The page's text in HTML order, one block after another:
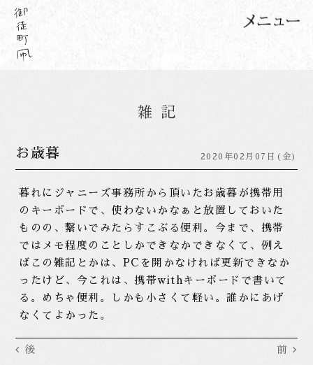
お歳暮 2020年02月07日(金)
暮れにジャニーズ事務所から頂いたお歳暮が携帯用
のキーボードで、使わないかなぁと放置しておいた
ものの、繋いでみたらすこぶる便利。今まで、携帯
ではメモ程度のことしかできなかできなくて、例え
ばこの雑記とかは、PCを開かなければ更新できなか
ったけど、今これは、携帯withキーボードで書いて
る。めちゃ便利。しかも小さくて軽い。誰かにあげ
なくてよかった。
後 前